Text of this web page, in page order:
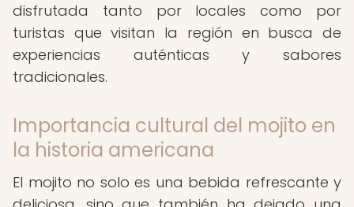
disfrutada tanto por locales como por
turistas que visitan la región en busca de
experiencias auténticas y sabores
tradicionales.
Importancia cultural del mojito en
la historia americana
El mojito no solo es una bebida refrescante y